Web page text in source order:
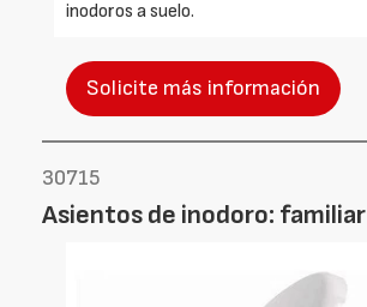
inodoros a suelo.
Solicite más información
30715
Asientos de inodoro: familiar